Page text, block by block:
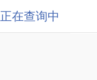
正在查询中